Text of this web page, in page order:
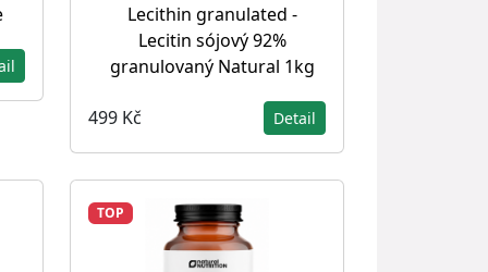
Lecithin granulated -
Lecitin sójový 92%
granulovaný Natural 1kg
499 Kč Detail
TOP